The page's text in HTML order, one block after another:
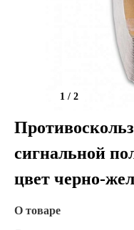
сигнальной
цвет черно-
О товаре